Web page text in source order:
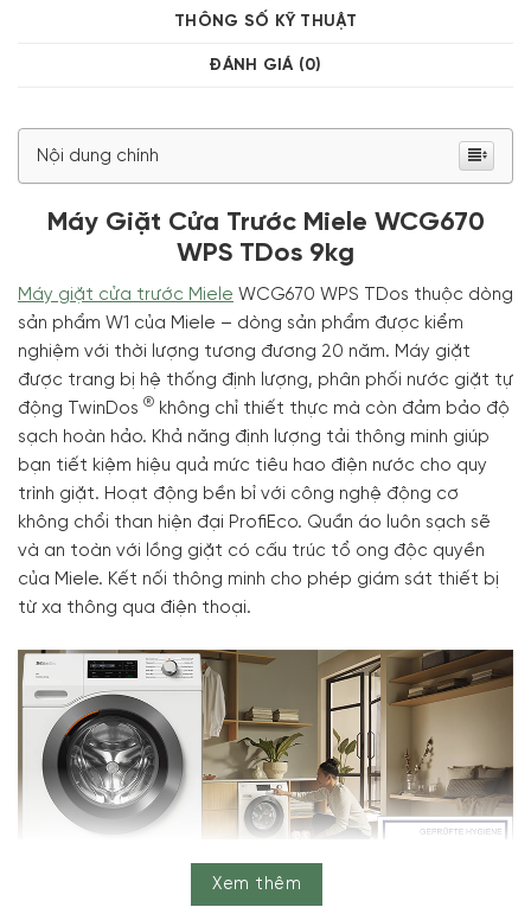
THÔNG SỐ KỸ THUẬT
ĐÁNH GIÁ (0)
Nội dung chính
Máy Giặt Cửa Trước Miele WCG670
WPS TDos 9kg
Máy giặt cửa trước Miele WCG670 WPS TDos thuộc dòng
sản phẩm W1 của Miele – dòng sản phẩm được kiểm
nghiệm với thời lượng tương đương 20 năm. Máy giặt
được trang bị hệ thống định lượng, phân phối nước giặt tự
động TwinDos ® không chỉ thiết thực mà còn đảm bảo độ
sạch hoàn hảo. Khả năng định lượng tải thông minh giúp
bạn tiết kiệm hiệu quả mức tiêu hao điện nước cho quy
trình giặt. Hoạt động bền bỉ với công nghệ động cơ
không chổi than hiện đại ProfiEco. Quần áo luôn sạch sẽ
và an toàn với lồng giặt có cấu trúc tổ ong độc quyền
của Miele. Kết nối thông minh cho phép giám sát thiết bị
từ xa thông qua điện thoại.
Xem thêm